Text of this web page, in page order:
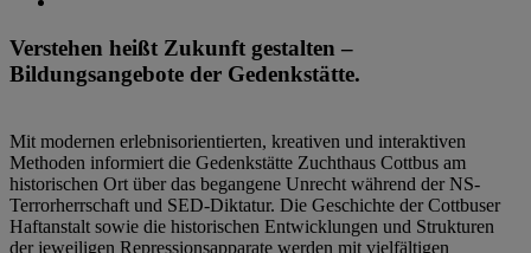
Verstehen heißt Zukunft gestalten –
Bildungsangebote der Gedenkstätte.
Mit modernen erlebnisorientierten, kreativen und interaktiven
Methoden informiert die Gedenkstätte Zuchthaus Cottbus am
historischen Ort über das begangene Unrecht während der NS-
Terrorherrschaft und SED-Diktatur. Die Geschichte der Cottbuser
Haftanstalt sowie die historischen Entwicklungen und Strukturen
der jeweiligen Repressionsapparate werden mit vielfältigen